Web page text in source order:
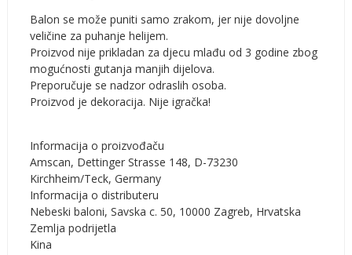
Balon se može puniti samo zrakom, jer nije dovoljne
veličine za puhanje helijem.
Proizvod nije prikladan za djecu mlađu od 3 godine zbog
mogućnosti gutanja manjih dijelova.
Preporučuje se nadzor odraslih osoba.
Proizvod je dekoracija. Nije igračka!
Informacija o proizvođaču
Amscan, Dettinger Strasse 148, D-73230
Kirchheim/Teck, Germany
Informacija o distributeru
Nebeski baloni, Savska c. 50, 10000 Zagreb, Hrvatska
Zemlja podrijetla
Kina